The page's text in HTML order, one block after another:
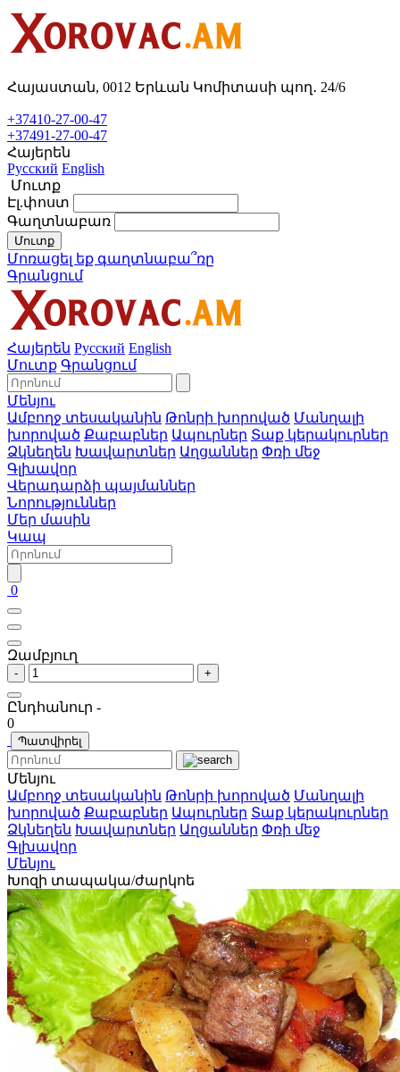
Հայաստան, 0012 Երևան Կոմիտասի պող․ 24/6
+37410-27-00-47
+37491-27-00-47
Հայերեն
Русский English
Մուտք
Էլ.փոստ
Գաղտնաբառ
Մուտք
Մոռացել եք գաղտնաբա՞ռը
Գրանցում
Հայերեն Русский English
Մուտք Գրանցում
Մենյու
Ամբողջ տեսականին Թոնրի խորոված Մանղալի
խորոված Քաբաբներ Ապուրներ Տաք կերակուրներ
Ձկնեղեն Խավարտներ Աղցաններ Փռի մեջ
Գլխավոր
Վերադարձի պայմաններ
Նորություններ
Մեր մասին
Կապ
0
Զամբյուղ
- +
Ընդհանուր -
0
Պատվիրել
Մենյու
Ամբողջ տեսականին Թոնրի խորոված Մանղալի
խորոված Քաբաբներ Ապուրներ Տաք կերակուրներ
Ձկնեղեն Խավարտներ Աղցաններ Փռի մեջ
Գլխավոր
Մենյու
Խոզի տապակա/ժարկոե